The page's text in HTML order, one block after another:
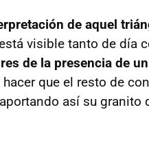
de aquel
visible tanto de día
de la presencia de
que el resto de
así su granito